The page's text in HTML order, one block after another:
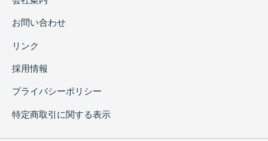
お問い合わせ
リンク
採用情報
プライバシーポリシー
特定商取引に関する表示